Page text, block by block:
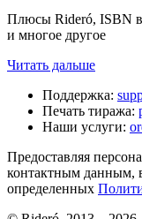
Плюсы Rideró, ISBN в
и многое другое
Читать дальше
Поддержка:
Печать тиража:
Наши услуги:
Предоставляя
контактным данным,
определенных